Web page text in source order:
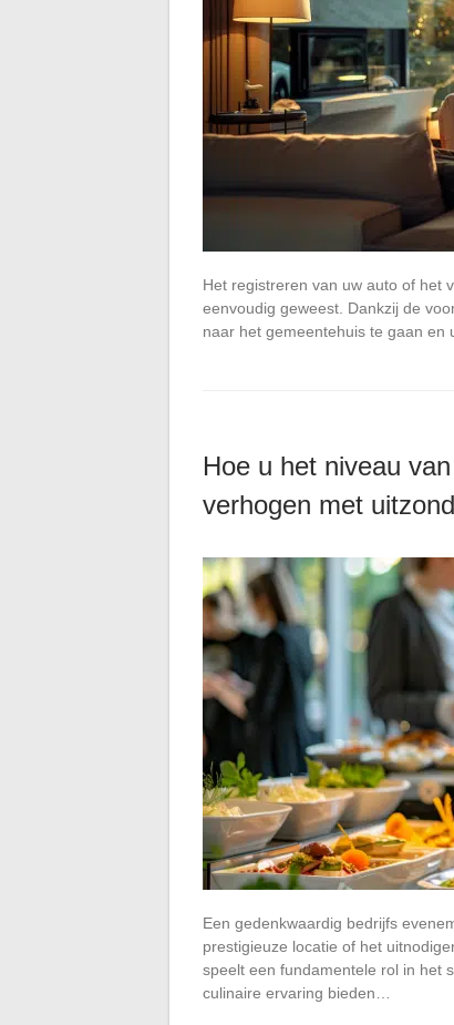
Het registreren van uw auto of het
eenvoudig geweest. Dankzij de
naar het gemeentehuis te gaan en
Hoe u het niveau
verhogen met
Een gedenkwaardig bedrijfs
prestigieuze locatie of het
speelt een fundamentele rol in het
culinaire ervaring bieden…